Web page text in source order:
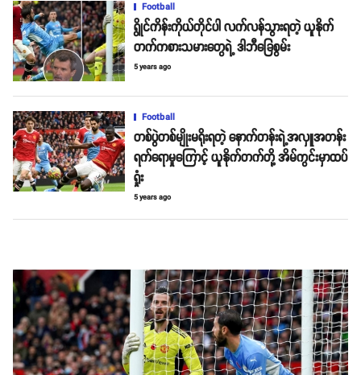
Football
ရွိုင်ကိန်းကိုယ်တိုင်ပါ လက်လန်သွားရတဲ့ ယူနိုက်
တက်ကစားသမားတွေရဲ့ ဒါဘီခြေစွမ်း
5 years ago
Football
တစ်ပွဲတစ်မျိုးမရိုးရတဲ့ နောက်တန်းရဲ့အလှူအတန်း
ရက်ရောမှုကြောင့် ယူနိုက်တက်တို့ အိမ်ကွင်းမှာထပ်
ရှုံး
5 years ago